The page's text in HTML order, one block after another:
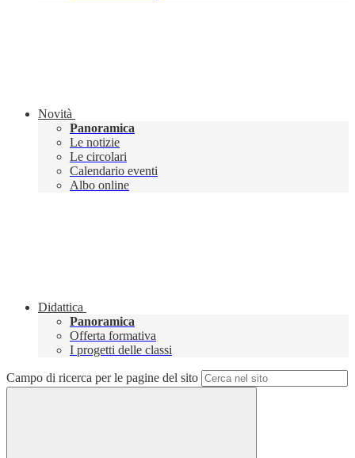
Novità
Panoramica
Le notizie
Le circolari
Calendario eventi
Albo online
Didattica
Panoramica
Offerta formativa
I progetti delle classi
Campo di ricerca per le pagine del sito